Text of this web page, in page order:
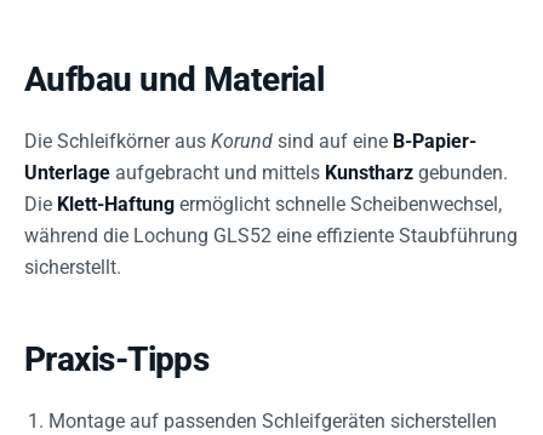
Aufbau und Material
Die Schleifkörner aus Korund sind auf eine B-Papier-
Unterlage aufgebracht und mittels Kunstharz gebunden.
Die Klett-Haftung ermöglicht schnelle Scheibenwechsel,
während die Lochung GLS52 eine effiziente Staubführung
sicherstellt.
Praxis-Tipps
Montage auf passenden Schleifgeräten sicherstellen